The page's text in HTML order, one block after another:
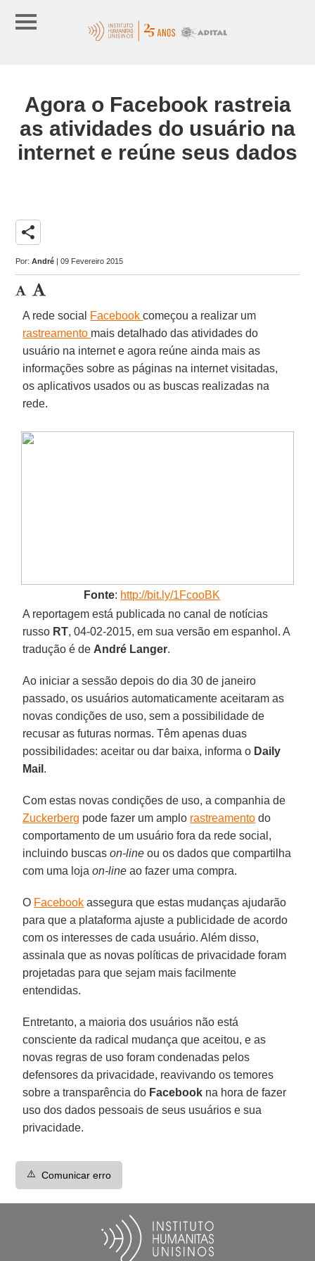
Agora o Facebook rastreia
as atividades do usuário na
internet e reúne seus dados
share
Por:André | 09 Fevereiro 2015
A rede social Facebookcomeçou a realizar um
rastreamento mais detalhado das atividades do
usuário na internet e agora reúne ainda mais as
informações sobre as páginas na internet visitadas,
os aplicativos usados ou as buscas realizadas na
rede.
Fonte: http://bit.ly/1FcooBK
A reportagem está publicada no canal de notícias
russo RT, 04-02-2015, em sua versão em espanhol. A
tradução é de André Langer.
Ao iniciar a sessão depois do dia 30 de janeiro
passado, os usuários automaticamente aceitaram as
novas condições de uso, sem a possibilidade de
recusar as futuras normas. Têm apenas duas
possibilidades: aceitar ou dar baixa, informa o Daily
Mail .
Com estas novas condições de uso, a companhia de
Zuckerberg pode fazer um amplo rastreamento do
comportamento de um usuário fora da rede social,
incluindo buscason-line ou os dados que compartilha
com uma lojaon-line ao fazer uma compra.
O Facebook assegura que estas mudanças ajudarão
para que a plataforma ajuste a publicidade de acordo
com os interesses de cada usuário. Além disso,
assinala que as novas políticas de privacidade foram
projetadas para que sejam mais facilmente
entendidas.
Entretanto, a maioria dos usuários não está
consciente da radical mudança que aceitou, e as
novas regras de uso foram condenadas pelos
defensores da privacidade, reavivando os temores
sobre a transparência do Facebook na hora de fazer
uso dos dados pessoais de seus usuários e sua
privacidade.
⚠️ Comunicar erro